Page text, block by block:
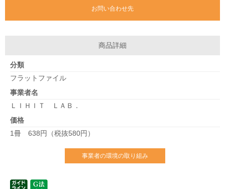
お問い合わせ先
商品詳細
分類
フラットファイル
事業者名
ＬＩＨＩＴ ＬＡＢ．
価格
1冊 638円（税抜580円）
事業者の環境の取り組み